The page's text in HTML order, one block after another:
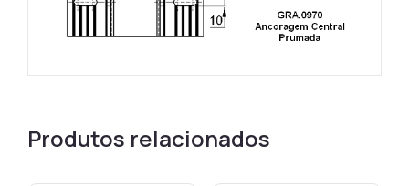
Produtos relacionados